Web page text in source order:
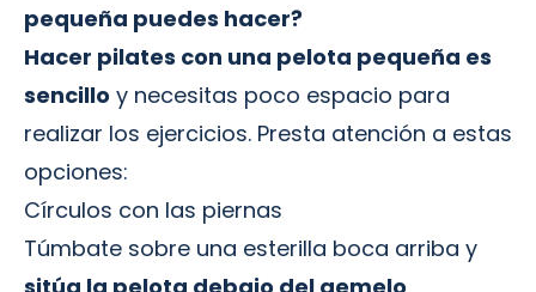
pequeña puedes hacer?
Hacer pilates con una pelota pequeña es
sencillo y necesitas poco espacio para
realizar los ejercicios. Presta atención a estas
opciones:
Círculos con las piernas
Túmbate sobre una esterilla boca arriba y